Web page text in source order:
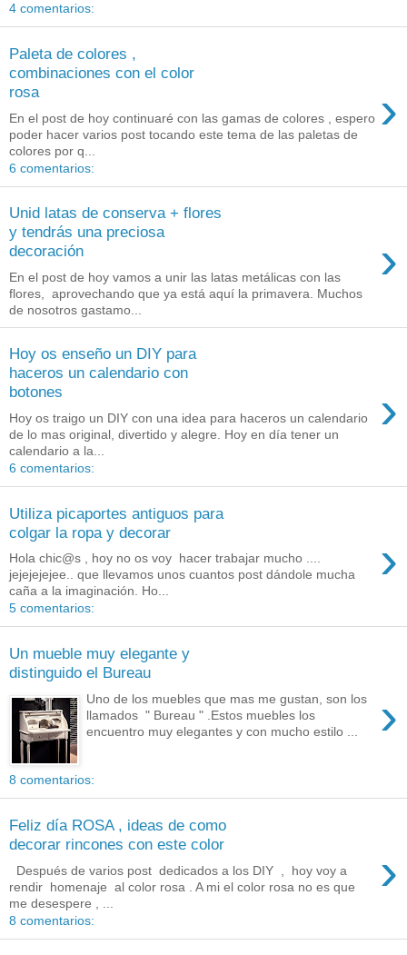
4 comentarios:
Paleta de colores ,
combinaciones con el color
rosa
›
En el post de hoy continuaré con las gamas de colores , espero
poder hacer varios post tocando este tema de las paletas de
colores por q...
6 comentarios:
Unid latas de conserva + flores
y tendrás una preciosa
decoración
›
En el post de hoy vamos a unir las latas metálicas con las
flores, aprovechando que ya está aquí la primavera. Muchos
de nosotros gastamo...
Hoy os enseño un DIY para
haceros un calendario con
botones
›
Hoy os traigo un DIY con una idea para haceros un calendario
de lo mas original, divertido y alegre. Hoy en día tener un
calendario a la...
6 comentarios:
Utiliza picaportes antiguos para
colgar la ropa y decorar
›
Hola chic@s , hoy no os voy hacer trabajar mucho ....
jejejejejee.. que llevamos unos cuantos post dándole mucha
caña a la imaginación. Ho...
5 comentarios:
Un mueble muy elegante y
distinguido el Bureau
›
Uno de los muebles que mas me gustan, son los
llamados " Bureau " .Estos muebles los
encuentro muy elegantes y con mucho estilo ...
8 comentarios:
Feliz día ROSA , ideas de como
decorar rincones con este color
›
Después de varios post dedicados a los DIY , hoy voy a
rendir homenaje al color rosa . A mi el color rosa no es que
me desespere , ...
8 comentarios: